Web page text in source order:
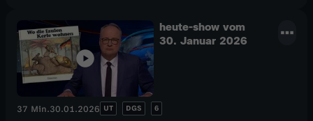
heute-show vom
30. Januar 2026
37 Min.30.01.2026 UT DGS 6